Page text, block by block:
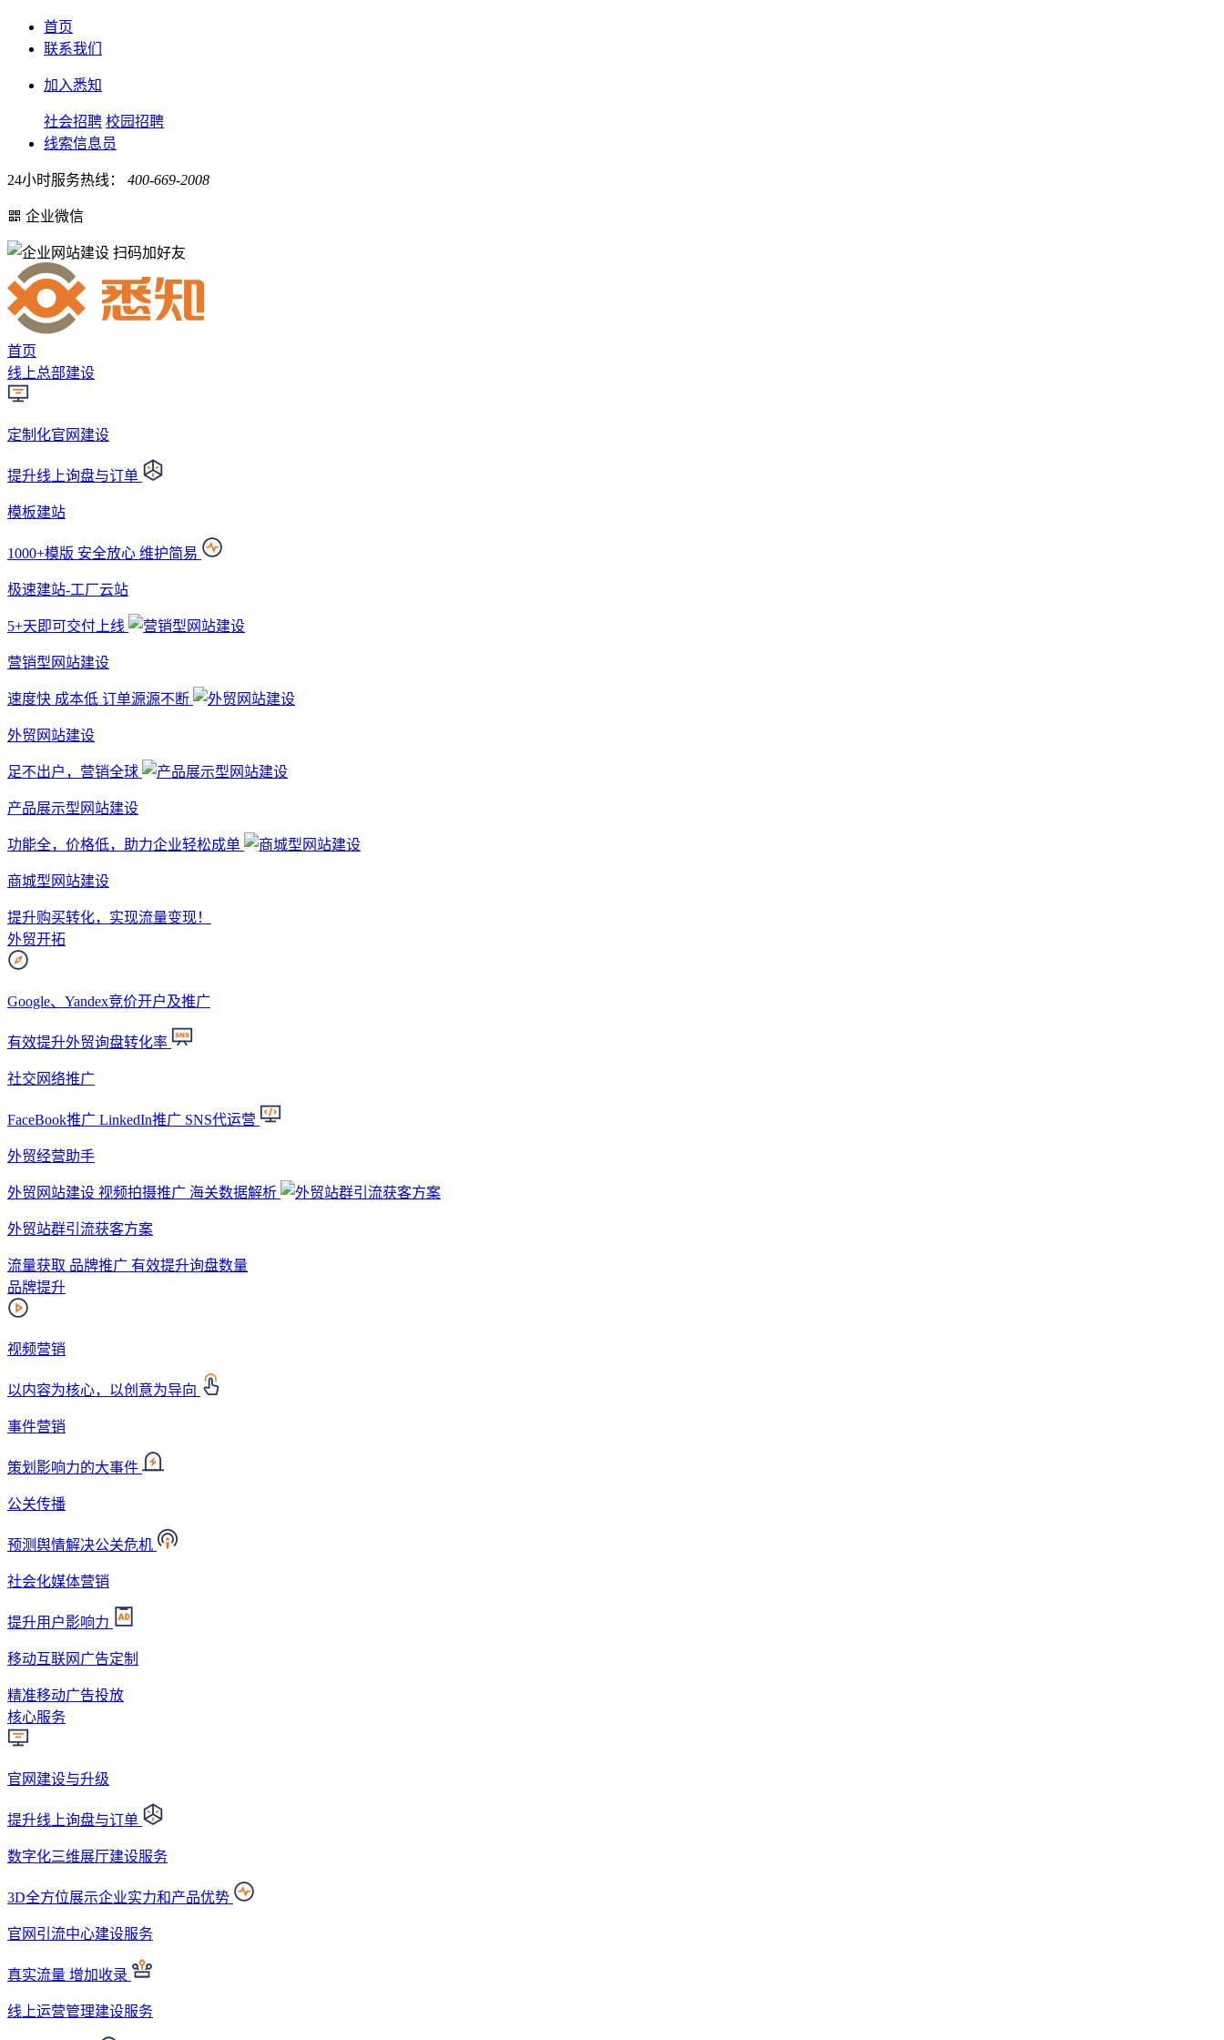
首页
联系我们
加入悉知
社会招聘 校园招聘
线索信息员
24小时服务热线： 400-669-2008
企业微信
扫码加好友
首页
线上总部建设
定制化官网建设
提升线上询盘与订单
模板建站
1000+模版 安全放心 维护简易
极速建站-工厂云站
5+天即可交付上线
营销型网站建设
速度快 成本低 订单源源不断
外贸网站建设
足不出户，营销全球
产品展示型网站建设
功能全，价格低，助力企业轻松成单
商城型网站建设
提升购买转化，实现流量变现！
外贸开拓
Google、Yandex竞价开户及推广
有效提升外贸询盘转化率
社交网络推广
FaceBook推广 LinkedIn推广 SNS代运营
外贸经营助手
外贸网站建设 视频拍摄推广 海关数据解析
外贸站群引流获客方案
流量获取 品牌推广 有效提升询盘数量
品牌提升
视频营销
以内容为核心，以创意为导向
事件营销
策划影响力的大事件
公关传播
预测舆情解决公关危机
社会化媒体营销
提升用户影响力
移动互联网广告定制
精准移动广告投放
核心服务
官网建设与升级
提升线上询盘与订单
数字化三维展厅建设服务
3D全方位展示企业实力和产品优势
官网引流中心建设服务
真实流量 增加收录
线上运营管理建设服务